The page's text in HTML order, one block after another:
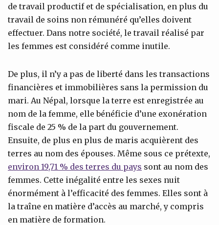
de travail productif et de spécialisation, en plus du
travail de soins non rémunéré qu’elles doivent
effectuer. Dans notre société, le travail réalisé par
les femmes est considéré comme inutile.
De plus, il n’y a pas de liberté dans les transactions
financières et immobilières sans la permission du
mari. Au Népal, lorsque la terre est enregistrée au
nom de la femme, elle bénéficie d’une exonération
fiscale de 25 % de la part du gouvernement.
Ensuite, de plus en plus de maris acquièrent des
terres au nom des épouses. Même sous ce prétexte,
environ 19,71 % des terres du pays sont au nom des
femmes. Cette inégalité entre les sexes nuit
énormément à l’efficacité des femmes. Elles sont à
la traîne en matière d’accès au marché, y compris
en matière de formation.